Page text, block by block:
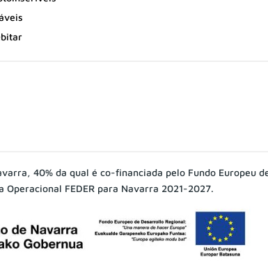
40% da qual é co-financiada pelo Fundo Europeu
Operacional FEDER para Navarra 2021-2027.